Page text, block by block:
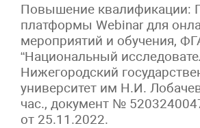
Повышение квалификации:
платформы Webinar для
мероприятий и обучения,
“Национальный
Нижегородский
университет им Н.И.
час., документ №
от 25.11.2022.